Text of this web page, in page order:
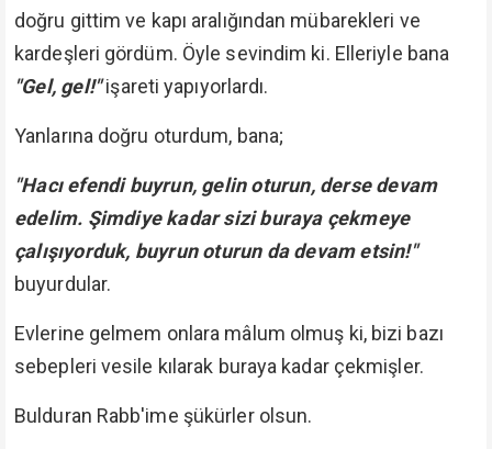
doğru gittim ve kapı aralığından mübarekleri ve
kardeşleri gördüm. Öyle sevindim ki. Elleriyle bana
"Gel, gel!"işareti yapıyorlardı.
Yanlarına doğru oturdum, bana;
"Hacı efendi buyrun, gelin oturun, derse devam
edelim. Şimdiye kadar sizi buraya çekmeye
çalışıyorduk, buyrun oturun da devam etsin!"
buyurdular.
Evlerine gelmem onlara mâlum olmuş ki, bizi bazı
sebepleri vesile kılarak buraya kadar çekmişler.
Bulduran Rabb'ime şükürler olsun.